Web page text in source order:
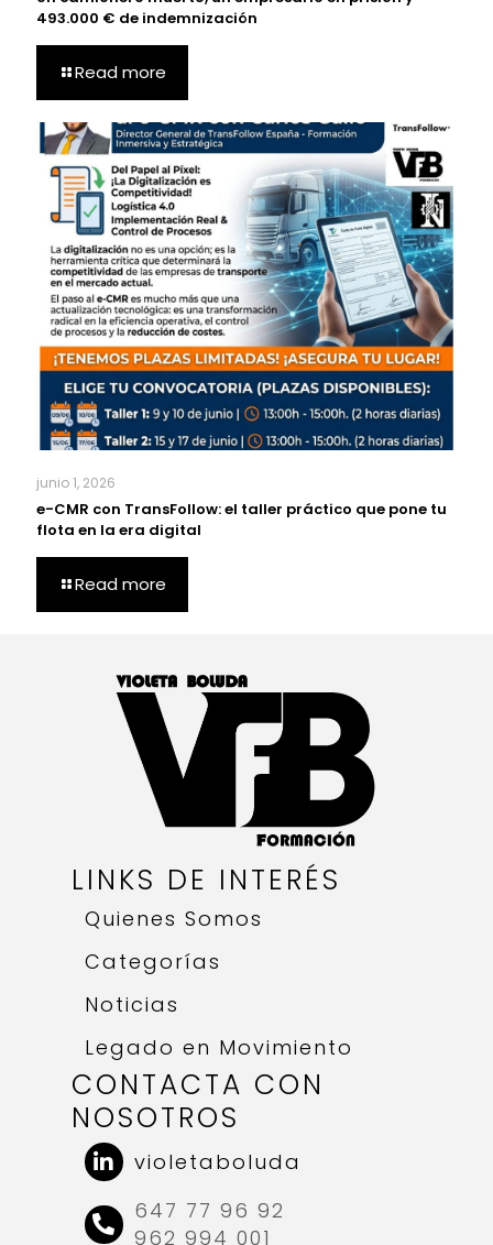
493.000 € de indemnización
Read more
junio 1, 2026
e-CMR con TransFollow: el taller práctico que pone tu
flota en la era digital
Read more
LINKS DE INTERÉS
Quienes Somos
Categorías
Noticias
Legado en Movimiento
CONTACTA CON
NOSOTROS
violetaboluda
647 77 96 92
962 994 001